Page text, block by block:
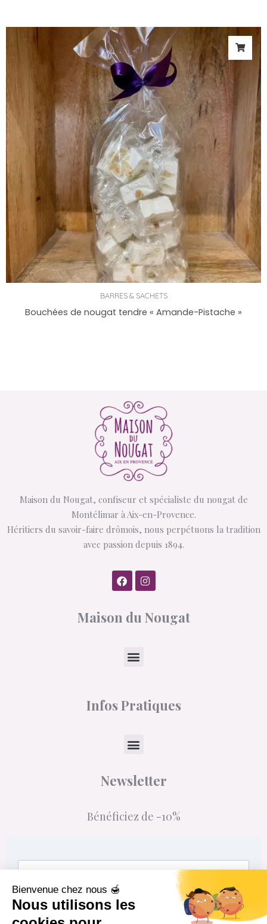
BARRES & SACHETS
Bouchées de nougat tendre « Amande-Pistache »
Maison du Nougat, confiseur et spécialiste du nougat de
Montélimar à Aix-en-Provence.
Héritiers du savoir-faire drômois, nous perpétuons la tradition
avec passion depuis 1894.
F
a
b
o
I
n
a
g
Maison du Nougat
Menu
Infos Pratiques
Menu
Newsletter
Bénéficiez de -10%